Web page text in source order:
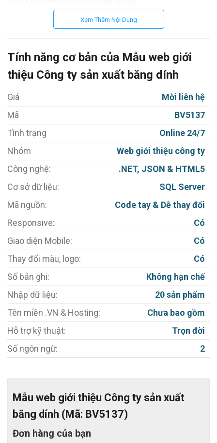
Một số tính năng cơ bản Website giới thiệu
- Giao diện tùy biến chuyên nghiệp (Thiết kế Web
Responsive) hiển thị tốt trên mọi thiết bị: Máy tính;
- Giao diện đẹp, phù hợp với gu thẩm mỹ của người
Việt, sản phẩm hiển thị rõ ràng, hình ảnh kích thước
hợp lý, sắc nét, không bị scale (giãn) hình.
- Cho phép đăng bài Giới thiệu - Sản phẩm - Chính
sách bán hàng - Thư viện - Tin tức - Liên hệ.
- Ngôn ngữ 02: Tiếng Việt, Tiếng Anh (Có thể thay đổi
được ngôn ngữ khác).
- Tích hợp Album ảnh, Video Clips (Có thể mở rộng
thêm tính năng khác).
- Module quản lý và đăng các sản phẩm.
- Chèn Video, hình ảnh vào web công ty trong từng
sản phẩm chỉ bằng 1 thao tác đơn giản.
- Tính năng Zoom, lật ảnh.
- MIỄN PHÍ Tích hợp công cụ chat trực tuyến
Facebook / Zalo.
- Hỗ trợ đổi màu chủ đạo miễn phí
- Hỗ trợ tối đa cho việc chăm sóc khách hàng.
+ URL Thân thiện
+ Thẻ meta chung cho website
+ Thẻ meta cho từng sản phẩm, tin tức
Xem Thêm Nội Dung
Tính năng cơ bản của Mẫu web giới
thiệu Công ty sản xuất băng dính
Giá
Mời liên hệ
Mã
BV5137
Tình trạng
Online 24/7
Nhóm
Web giới thiệu công ty
Công nghệ:
.NET, JSON & HTML5
Cơ sở dữ liệu:
SQL Server
Mã nguồn:
Code tay & Dễ thay đổi
Responsive:
Có
Giao diện Mobile:
Có
Thay đổi màu, logo:
Có
Số bản ghi:
Không hạn chế
Nhập dữ liệu:
20 sản phẩm
Tên miền .VN & Hosting:
Chưa bao gồm
Hỗ trợ kỹ thuật:
Trọn đời
Số ngôn ngữ:
2
Mẫu web giới thiệu Công ty sản xuất
băng dính (Mã: BV5137)
Đơn hàng của bạn